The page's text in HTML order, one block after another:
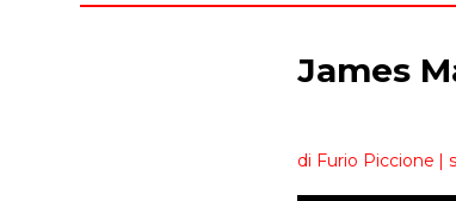
James
di Furio Piccione |